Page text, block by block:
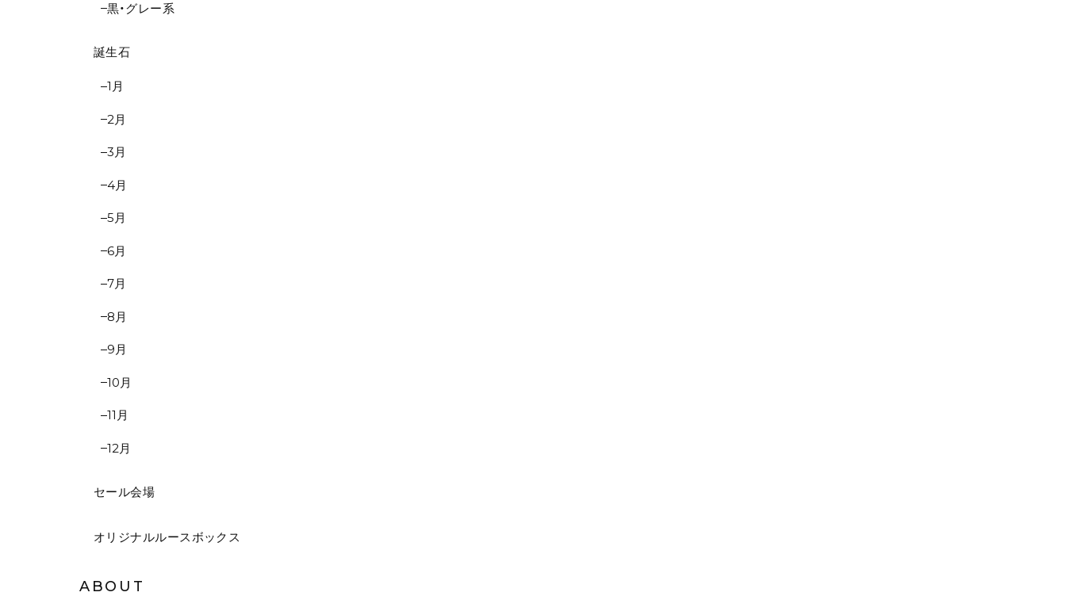
黒・グレー系
誕生石
1月
2月
3月
4月
5月
6月
7月
8月
9月
10月
11月
12月
セール会場
オリジナルルースボックス
ABOUT